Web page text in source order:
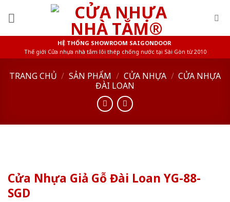
HỆ THỐNG SHOWROOM SAIGONDOOR
Thế giới Cửa nhựa nhà tắm lõi thép chống nước tại Sài Gòn từ 2010
TRANG CHỦ / SẢN PHẨM / CỬA NHỰA / CỬA NHỰA
ĐÀI LOAN
Cửa Nhựa Giả Gỗ Đài Loan YG-88-
SGD